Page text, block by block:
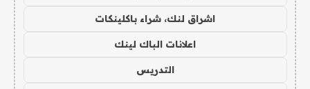
اشراق لنك، شراء باكلينكات
اعلانات الباك لينك
التدريس